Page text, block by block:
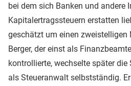
bei dem sich Banken und andere
Kapitalertragssteuern erstatten
geschätzt um einen zweistelligen
Berger, der einst als
kontrollierte, wechselte später
als Steueranwalt selbstständig.